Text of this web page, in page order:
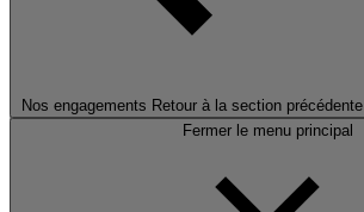
Nos engagements Retour à la section précédente
Fermer le menu principal